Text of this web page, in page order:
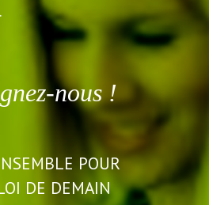
nous !
POUR
DE DEMAIN